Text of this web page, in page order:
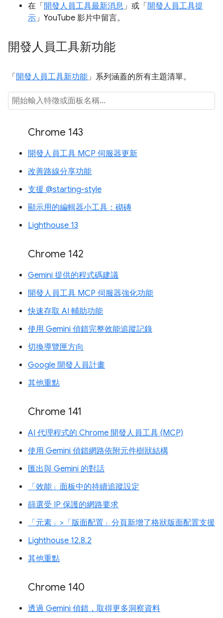
在「開發人員工具最新消息 」或「開發人員工具提
示 」YouTube 影片中留言。
開發人員工具新功能
「開發人員工具新功能 」系列涵蓋的所有主題清單。
Chrome 143
開發人員工具 MCP 伺服器更新
改善路線分享功能
支援 @starting-style
顯示用的編輯器小工具：砌磚
Lighthouse 13
Chrome 142
Gemini 提供的程式碼建議
開發人員工具 MCP 伺服器強化功能
快速存取 AI 輔助功能
使用 Gemini 偵錯完整效能追蹤記錄
切換導覽匣方向
Google 開發人員計畫
其他重點
Chrome 141
AI 代理程式的 Chrome 開發人員工具 (MCP)
使用 Gemini 偵錯網路依附元件樹狀結構
匯出與 Gemini 的對話
「效能」面板中的持續追蹤設定
篩選受 IP 保護的網路要求
「元素」>「版面配置」分頁新增了格狀版面配置支援
Lighthouse 12.8.2
其他重點
Chrome 140
透過 Gemini 偵錯，取得更多洞察資料